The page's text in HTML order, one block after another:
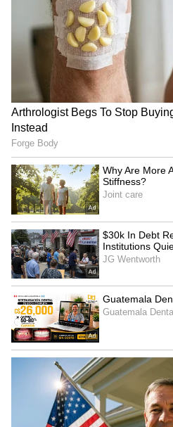
ಸಾಕೆಟ್‌ಗೆ ಹಾಕುವಾಗ ಆ
ಎರಡಕ್ಕಿಂತ (Neutral and
ಒಳಹೋಗುತ್ತದೆ. ಇದರಿಂದ
ಮೊದಲೇ 'ಅರ್ತಿಂಗ್' ಸಂಪರ್ಕ
ಉಪಕರಣದ ಒಳಗೆ ಶಾರ್ಟ್
ಕರೆಂಟ್ ಲೀಕ್ ಆಗುತ್ತಿದ್ದರೆ,
ಹರಿಯುವ ಬದಲು ಈ
ಭೂಮಿಗೆ ಸೇರುತ್ತದೆ. ಹೀಗಾಗಿ
ಪಾರಾಗುತ್ತೀರಿ.